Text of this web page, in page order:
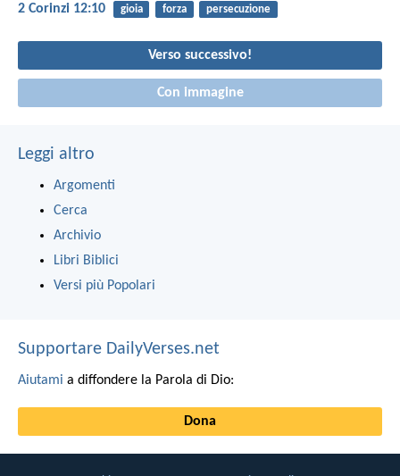
2 Corinzi 12:10 gioia forza persecuzione
Verso successivo!
Con immagine
Leggi altro
Argomenti
Cerca
Archivio
Libri Biblici
Versi più Popolari
Supportare DailyVerses.net
Aiutami a diffondere la Parola di Dio:
Dona